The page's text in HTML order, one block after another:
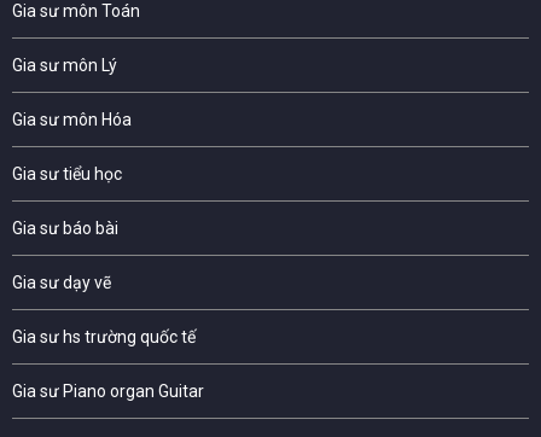
Gia sư môn Toán
Gia sư môn Lý
Gia sư môn Hóa
Gia sư tiểu học
Gia sư báo bài
Gia sư dạy vẽ
Gia sư hs trường quốc tế
Gia sư Piano organ Guitar